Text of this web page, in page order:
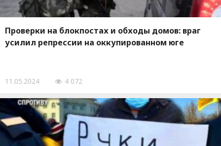
Проверки на блокпостах и обходы домов: враг
усилил репрессии на оккупированном юге
11.05.2024 4 072